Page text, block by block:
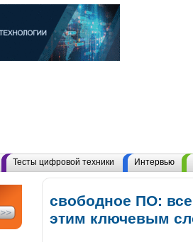
Тесты цифровой техники Интервью
свободное ПО:
этим ключевым